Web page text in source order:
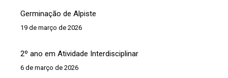
Germinação de Alpiste
19 de março de 2026
2º ano em Atividade Interdisciplinar
6 de março de 2026